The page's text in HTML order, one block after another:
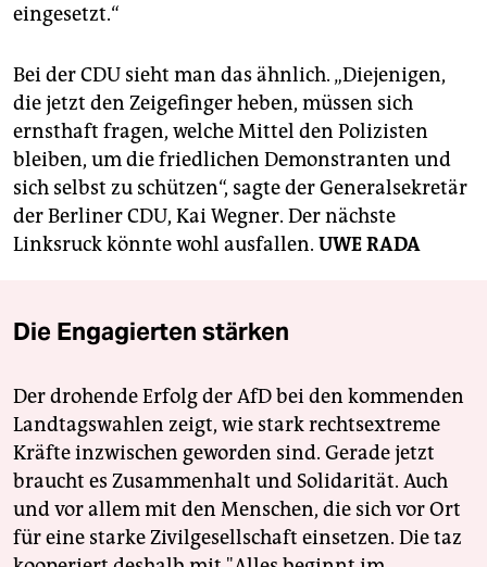
eingesetzt.“
Bei der CDU sieht man das ähnlich. „Diejenigen,
die jetzt den Zeigefinger heben, müssen sich
ernsthaft fragen, welche Mittel den Polizisten
bleiben, um die friedlichen Demonstranten und
sich selbst zu schützen“, sagte der Generalsekretär
der Berliner CDU, Kai Wegner. Der nächste
Linksruck könnte wohl ausfallen. UWE RADA
Die Engagierten stärken
Der drohende Erfolg der AfD bei den kommenden
Landtagswahlen zeigt, wie stark rechtsextreme
Kräfte inzwischen geworden sind. Gerade jetzt
braucht es Zusammenhalt und Solidarität. Auch
und vor allem mit den Menschen, die sich vor Ort
für eine starke Zivilgesellschaft einsetzen. Die taz